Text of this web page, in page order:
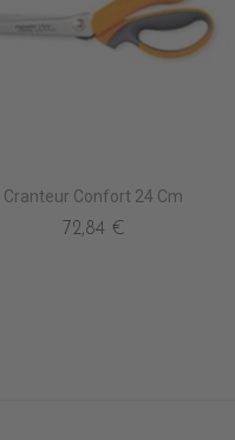
Cranteur Confort 24 Cm
72,84 €